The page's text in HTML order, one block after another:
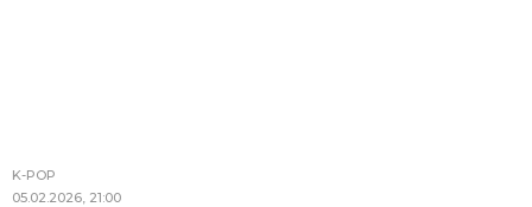
K-POP
05.02.2026, 21:00